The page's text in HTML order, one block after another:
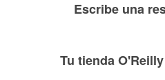
Escribe una
Tu tienda